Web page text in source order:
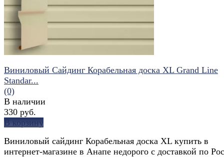
Виниловый Сайдинг Корабельная доска XL Grand Line
Standar...
(0)
В наличии
330 руб.
В корзину
Виниловый сайдинг Корабельная доска XL купить в
интернет-магазине в Анапе недорого с доставкой по